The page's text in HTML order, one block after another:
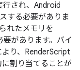
され、Android
する必要がありま
れたメモリを
があります。バイ
り、RenderScript
割り当てることが